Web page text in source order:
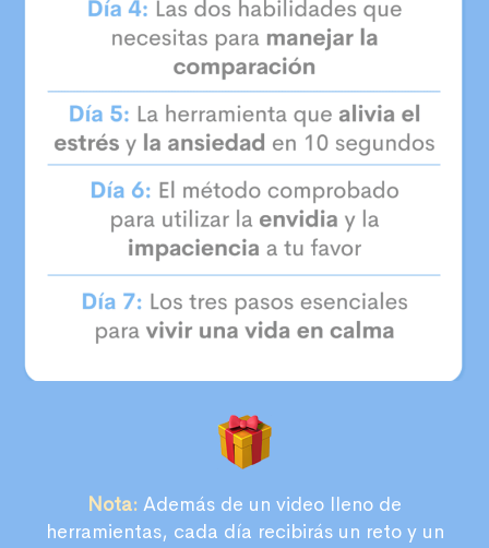
Nota: Además de un video lleno de
herramientas, cada día recibirás un reto y un